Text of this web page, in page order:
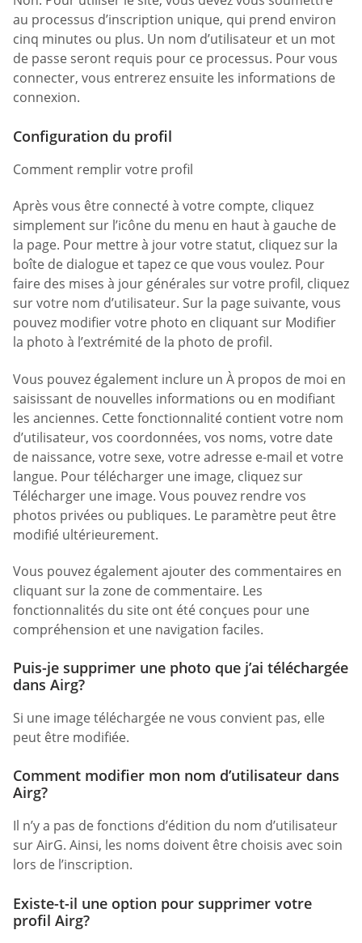
au processus d’inscription unique, qui prend environ
cinq minutes ou plus. Un nom d’utilisateur et un mot
de passe seront requis pour ce processus. Pour vous
connecter, vous entrerez ensuite les informations de
connexion.
Configuration du profil
Comment remplir votre profil
Après vous être connecté à votre compte, cliquez
simplement sur l’icône du menu en haut à gauche de
la page. Pour mettre à jour votre statut, cliquez sur la
boîte de dialogue et tapez ce que vous voulez. Pour
faire des mises à jour générales sur votre profil, cliquez
sur votre nom d’utilisateur. Sur la page suivante, vous
pouvez modifier votre photo en cliquant sur Modifier
la photo à l’extrémité de la photo de profil.
Vous pouvez également inclure un À propos de moi en
saisissant de nouvelles informations ou en modifiant
les anciennes. Cette fonctionnalité contient votre nom
d’utilisateur, vos coordonnées, vos noms, votre date
de naissance, votre sexe, votre adresse e-mail et votre
langue. Pour télécharger une image, cliquez sur
Télécharger une image. Vous pouvez rendre vos
photos privées ou publiques. Le paramètre peut être
modifié ultérieurement.
Vous pouvez également ajouter des commentaires en
cliquant sur la zone de commentaire. Les
fonctionnalités du site ont été conçues pour une
compréhension et une navigation faciles.
Puis-je supprimer une photo que j’ai téléchargée
dans Airg?
Si une image téléchargée ne vous convient pas, elle
peut être modifiée.
Comment modifier mon nom d’utilisateur dans
Airg?
Il n’y a pas de fonctions d’édition du nom d’utilisateur
sur AirG. Ainsi, les noms doivent être choisis avec soin
lors de l’inscription.
Existe-t-il une option pour supprimer votre
profil Airg?